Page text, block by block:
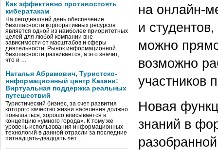
Как эффективно противостоять
кибератакам
На сегодняшний день обеспечение
безопасности корпоративных ресурсов
является одной из наиболее приоритетных
целей для любой компании вне
зависимости от масштабов и сферы
деятельности. Рынок информационной
безопасности развивается, а это значит,
что и …
Наталья Абрамович, Туристско-
информационный центр Казани:
Виртуальная поддержка реальных
путешествий
Туристический бизнес, за счет развития
которого качество жизни населения должно
повышаться, хорошо вписывается в
концепцию «умного города». К тому же
уровень использования информационных
технологий в данной отрасли за последние
пятнадцать-двадцать лет …
на онлайн-
и
можно
возможно
участников
Новая
знаний в